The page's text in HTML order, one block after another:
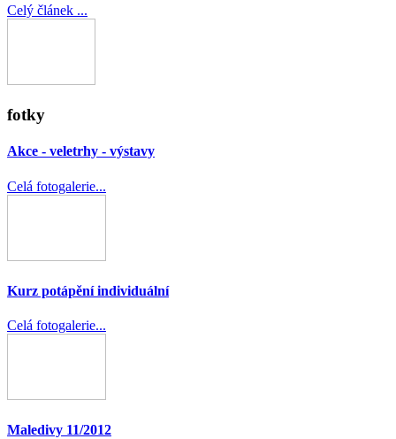
Celý článek ...
fotky
Akce - veletrhy - výstavy
Celá fotogalerie...
Kurz potápění individuální
Celá fotogalerie...
Maledivy 11/2012